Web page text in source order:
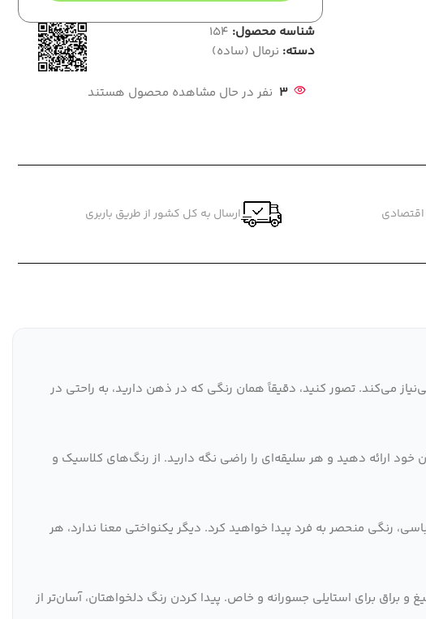
شناسه محصول: 154
دسته: نرمال (ساده)
3 نفر در حال مشاهده محصول هستند
ارسال به کل کشور از طریق باربری
می‌کند. تصور کنید، دقیقاً همان رنگی که در ذهن دارید، به راحتی در
خود ارائه دهید و هر سلیقه‌ای را راضی نگه دارید. از رنگ‌های کلاسیک و
رنگی منحصر به فرد پیدا خواهید کرد. دیگر یکنواختی معنا ندارد، هر
براق برای استایلی جسورانه و خاص. پیدا کردن رنگ دلخواهتان، آسان‌تر از